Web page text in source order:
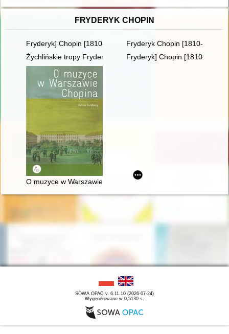
FRYDERYK CHOPIN
Fryderyk] Chopin [1810-1849]. Życie i droga twórcza
Fryderyk Chopin [1810-1849]
Żychlińskie tropy Fryderyka [Chopina]Fryderyk] Chopin [1810-1849]
O muzyce w Warszawie Chopina
SOWA OPAC v. 6.11.10 (2026-07-24)
Wygenerowano w 0,5130 s.